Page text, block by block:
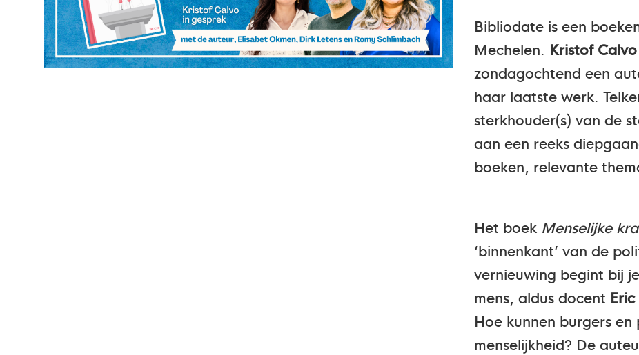
Bibliodate is een
Mechelen. Kristof Calvo
zondagochtend een
haar laatste werk.
sterkhouder(s) van de
aan een reeks
boeken, relevante
Het boek Menselijke
‘binnenkant’ van de
vernieuwing begint bij
mens, aldus docent
Hoe kunnen burgers
menselijkheid? De